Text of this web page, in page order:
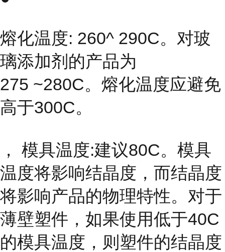
熔化温度: 260^ 290C。对玻
璃添加剂的产品为
275 ~280C。熔化温度应避免
高于300C。
， 模具温度:建议80C。模具
温度将影响结晶度，而结晶度
将影响产品的物理特性。对于
薄壁塑件，如果使用低于40C
的模具温度，则塑件的结晶度